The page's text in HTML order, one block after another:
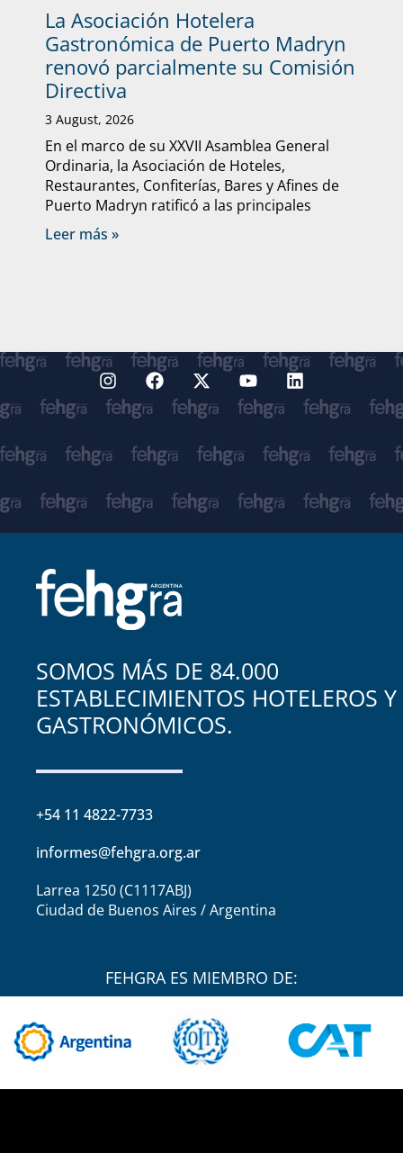
La Asociación Hotelera
Gastronómica de Puerto Madryn
renovó parcialmente su Comisión
Directiva
3 August, 2026
En el marco de su XXVII Asamblea General
Ordinaria, la Asociación de Hoteles,
Restaurantes, Confiterías, Bares y Afines de
Puerto Madryn ratificó a las principales
Leer más »
SOMOS MÁS DE 84.000
ESTABLECIMIENTOS HOTELEROS Y
GASTRONÓMICOS.
+54 11 4822-7733
informes@fehgra.org.ar
Larrea 1250 (C1117ABJ)
Ciudad de Buenos Aires / Argentina
FEHGRA ES MIEMBRO DE: